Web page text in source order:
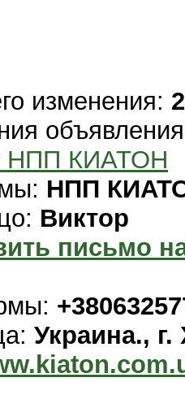
изменения:
НПП КИАТОН
НПП
Виктор
письмо
Украина.,